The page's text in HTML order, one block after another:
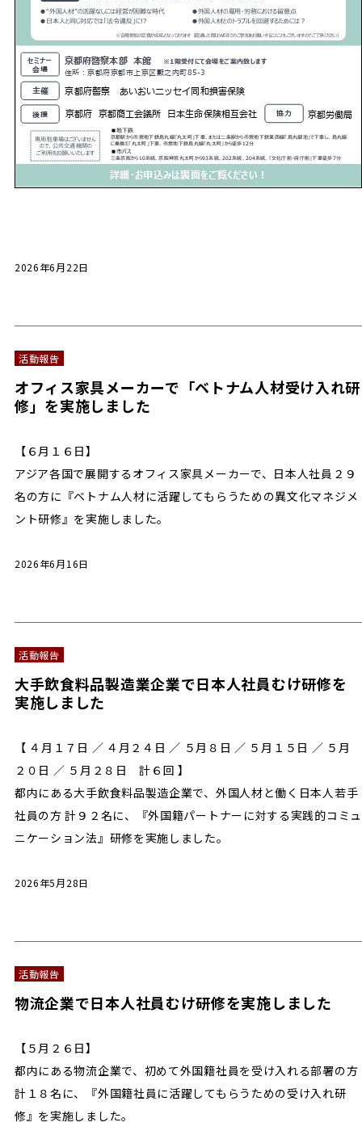
2026年6月22日
活動報告
オフィス家具メーカーで「ベトナム人材受け入れ研
修」を実施しました
【６月１６日】
アジア各国で展開するオフィス家具メーカーで、日本人社員２９
名の方に『ベトナム人材に活躍してもらうための異文化マネジメ
ント研修』を実施しました。
2026年6月16日
活動報告
大手飲食料品製造業企業で日本人社員むけ研修を
実施しました
【 ４月１７日 ／ ４月２４日 ／ ５月８日 ／ ５月１５日 ／ ５月
２０日 ／ ５月２８日 計６回 】
都内にある大手飲食料品製造企業で、外国人材と働く日本人若手
社員の方 計９２名に、『外国籍パートナーに対する実践的コミュ
ニケーション法』研修を実施しました。
2026年5月28日
活動報告
物流企業で日本人社員むけ研修を実施しました
【５月２６日】
都内にある物流企業で、初めて外国籍社員を受け入れる部署の方
計１８名に、『外国籍社員に活躍してもらうための受け入れ研
修』を実施しました。